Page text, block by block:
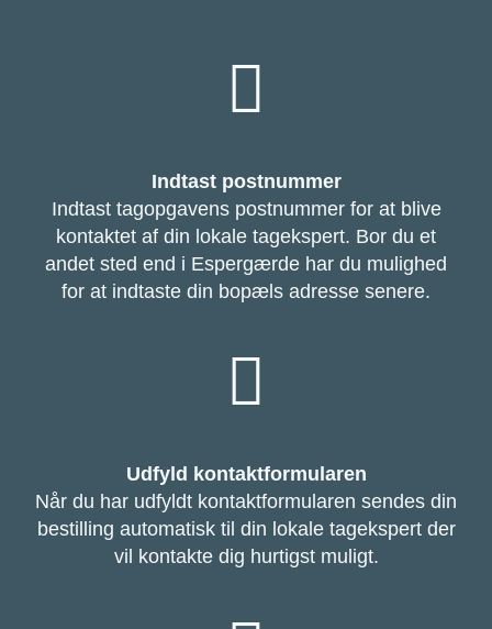
Indtast postnummer
Indtast tagopgavens postnummer for at blive
kontaktet af din lokale tagekspert. Bor du et
andet sted end i Espergærde har du mulighed
for at indtaste din bopæls adresse senere.
Udfyld kontaktformularen
Når du har udfyldt kontaktformularen sendes din
bestilling automatisk til din lokale tagekspert der
vil kontakte dig hurtigst muligt.